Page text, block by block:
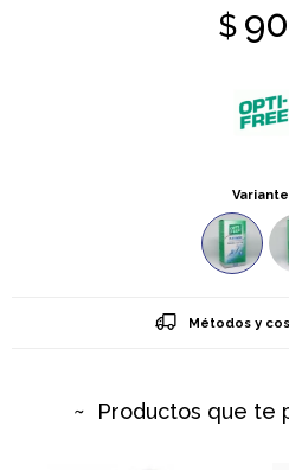
$
Métodos y
Productos que te